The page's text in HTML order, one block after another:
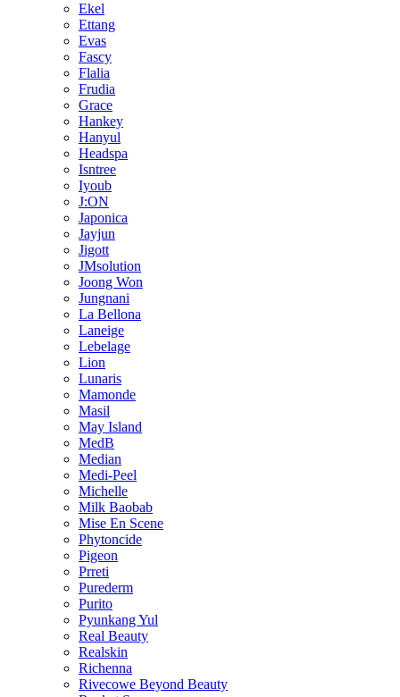
Ekel
Ettang
Evas
Fascy
Flalia
Frudia
Grace
Hankey
Hanyul
Headspa
Isntree
Iyoub
J:ON
Japonica
Jayjun
Jigott
JMsolution
Joong Won
Jungnani
La Bellona
Laneige
Lebelage
Lion
Lunaris
Mamonde
Masil
May Island
MedB
Median
Medi-Peel
Michelle
Milk Baobab
Mise En Scene
Phytoncide
Pigeon
Prreti
Purederm
Purito
Pyunkang Yul
Real Beauty
Realskin
Richenna
Rivecowe Beyond Beauty